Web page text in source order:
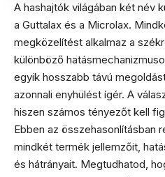
A hashajtók világában két név
a Guttalax és a Microlax.
megközelítést alkalmaz a
különböző
egyik hosszabb távú
azonnali enyhülést ígér. A
hiszen számos tényezőt kell
Ebben az összehasonlításban
mindkét termék jellemzőit,
és hátrányait. Megtudhatod,